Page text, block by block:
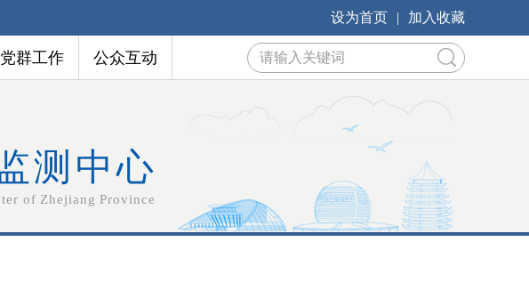
设为首页 | 加入收藏
党群工作 公众互动
测中心
of Zhejiang Province